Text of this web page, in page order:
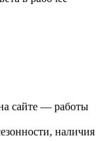
сайте — работы
наличия